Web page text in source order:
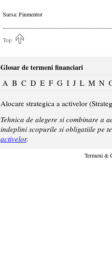
Sursa: Finmentor
Top
Glosar de termeni financiari
A B C D E F G I J L M N
Alocare strategica a activelor
Tehnica de alegere si combinare a
indeplini scopurile si obligatiile pe
activelor.
Termeni &